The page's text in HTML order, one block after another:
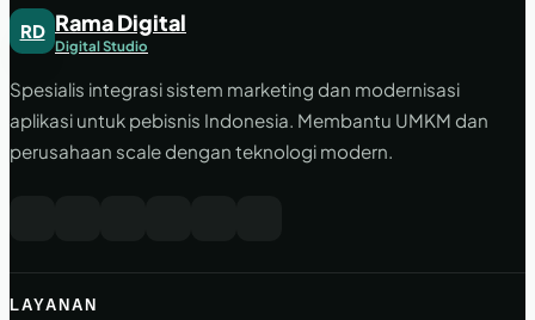
RD Rama Digital
Digital Studio
Spesialis integrasi sistem marketing dan modernisasi
aplikasi untuk pebisnis Indonesia. Membantu UMKM dan
perusahaan scale dengan teknologi modern.
LAYANAN